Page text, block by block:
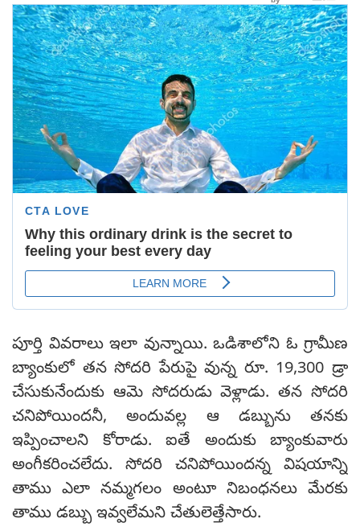
పూర్తి వివరాలు ఇలా వున్నాయి. ఒడిశాలోని ఓ గ్రామీణ
బ్యాంకులో తన సోదరి పేరుపై వున్న రూ. 19,300 డ్రా
చేసుకునేందుకు ఆమె సోదరుడు వెళ్లాడు. తన సోదరి
చనిపోయిందనీ, అందువల్ల ఆ డబ్బును తనకు
ఇప్పించాలని కోరాడు. ఐతే అందుకు బ్యాంకువారు
అంగీకరించలేదు. సోదరి చనిపోయిందన్న విషయాన్ని
తాము ఎలా నమ్మగలం అంటూ నిబంధనలు మేరకు
తాము డబ్బు ఇవ్వలేమని చేతులెత్తేసారు.